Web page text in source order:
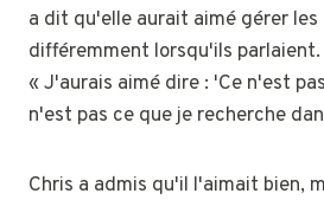
a dit qu'elle aurait aimé gérer les
différemment lorsqu'ils
« J'aurais aimé dire : 'Ce n'est
n'est pas ce que je recherche
Chris a admis qu'il l'aimait bien,